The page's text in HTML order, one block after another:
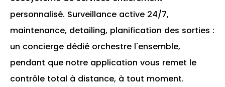
personnalisé. Surveillance active 24/7,
maintenance, detailing, planification des sorties :
un concierge dédié orchestre l'ensemble,
pendant que notre application vous remet le
contrôle total à distance, à tout moment.